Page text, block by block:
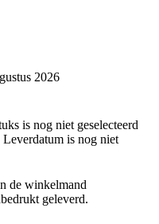
2026
is nog niet geselecteerd
Leverdatum is nog niet
de winkelmand
geleverd.